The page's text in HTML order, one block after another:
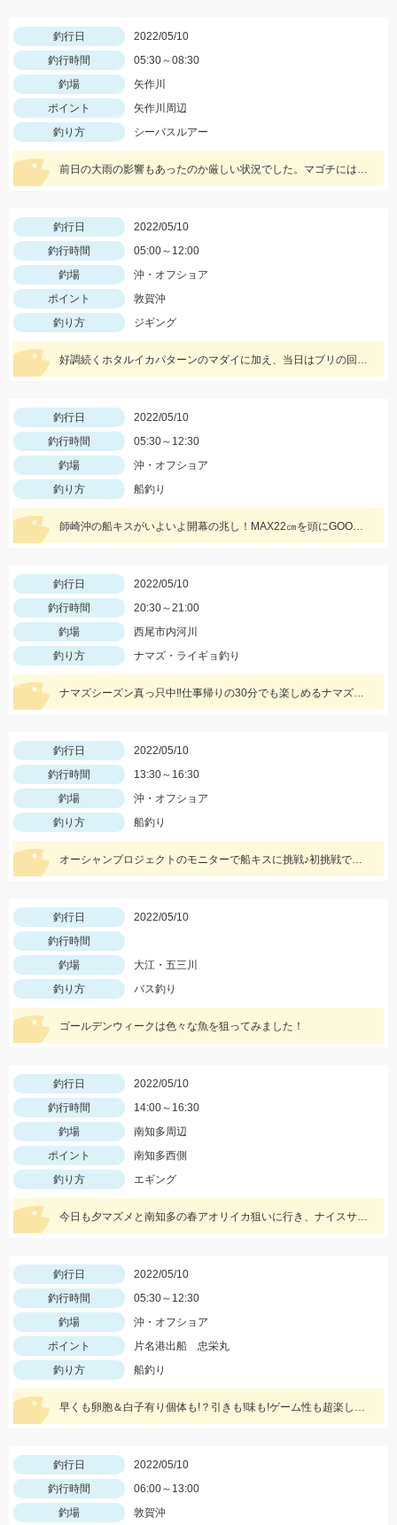
釣行日
2022/05/10
釣行時間
05:30～08:30
釣場
矢作川
ポイント
矢作川周辺
釣り方
シーバスルアー
前日の大雨の影響もあったのか厳しい状況でした。マゴチには、一誠キャラメルシャッドが使いやすくオススメ！
釣行日
2022/05/10
釣行時間
05:00～12:00
釣場
沖・オフショア
ポイント
敦賀沖
釣り方
ジギング
好調続くホタルイカパターンのマダイに加え、当日はブリの回遊もあり大爆釣!! 迷ってる場合じゃないですよ(笑) 行くなら今しかない!!
釣行日
2022/05/10
釣行時間
05:30～12:30
釣場
沖・オフショア
釣り方
船釣り
師崎沖の船キスがいよいよ開幕の兆し！MAX22㎝を頭にGOODコンディションのシロギスが釣れ始めました♪
釣行日
2022/05/10
釣行時間
20:30～21:00
釣場
西尾市内河川
釣り方
ナマズ・ライギョ釣り
ナマズシーズン真っ只中‼仕事帰りの30分でも楽しめるナマズゲーム♪
釣行日
2022/05/10
釣行時間
13:30～16:30
釣場
沖・オフショア
釣り方
船釣り
オーシャンプロジェクトのモニターで船キスに挑戦♪初挑戦でもしっかりキャッチできました。
釣行日
2022/05/10
釣行時間
釣場
大江・五三川
釣り方
バス釣り
ゴールデンウィークは色々な魚を狙ってみました！
釣行日
2022/05/10
釣行時間
14:00～16:30
釣場
南知多周辺
ポイント
南知多西側
釣り方
エギング
今日も夕マズメと南知多の春アオリイカ狙いに行き、ナイスサイズのアオリイカに出会えました‼️
釣行日
2022/05/10
釣行時間
05:30～12:30
釣場
沖・オフショア
ポイント
片名港出船 忠栄丸
釣り方
船釣り
早くも卵胞＆白子有り個体も!？引きも!味も!ゲーム性も超楽しい船イサキ釣りみなさんもぜひ!!
釣行日
2022/05/10
釣行時間
06:00～13:00
釣場
敦賀沖